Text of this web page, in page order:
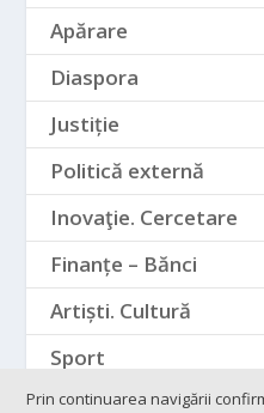
Apărare
Diaspora
Justiție
Politică externă
Inovaţie. Cercetare
Finanțe – Bănci
Artiști. Cultură
Sport
Prin continuarea navigării